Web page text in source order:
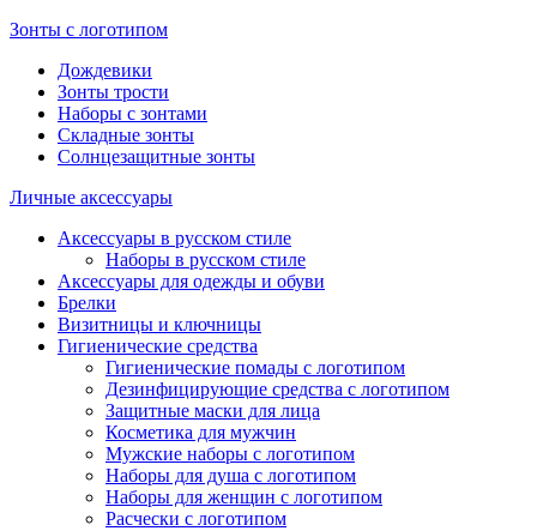
Зонты с логотипом
Дождевики
Зонты трости
Наборы с зонтами
Складные зонты
Солнцезащитные зонты
Личные аксессуары
Аксессуары в русском стиле
Наборы в русском стиле
Аксессуары для одежды и обуви
Брелки
Визитницы и ключницы
Гигиенические средства
Гигиенические помады с логотипом
Дезинфицирующие средства с логотипом
Защитные маски для лица
Косметика для мужчин
Мужские наборы с логотипом
Наборы для душа с логотипом
Наборы для женщин с логотипом
Расчески с логотипом